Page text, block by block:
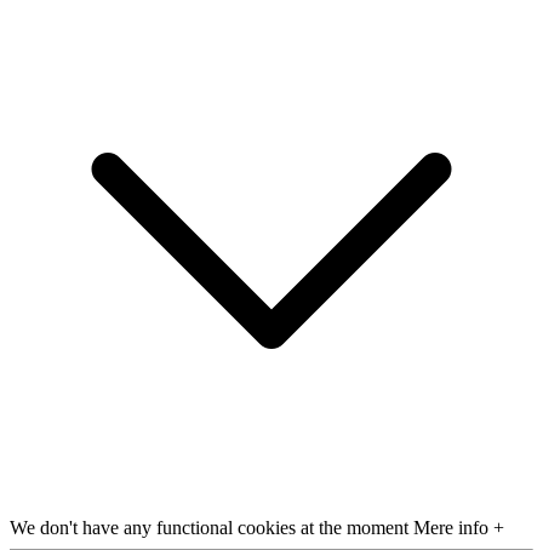
We don't have any functional cookies at the moment Mere info +